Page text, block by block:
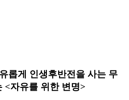
롭게 인생후반전을 사는 무
<자유를 위한 변명>